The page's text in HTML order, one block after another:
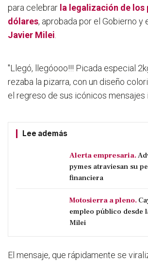
para celebrar la legalización de los
dólares, aprobada por el Gobierno y
Javier Milei
"Llegó, llegóooo!!! Picada especial
rezaba la pizarra, con un diseño
el regreso de sus icónicos mensajes
Lee además
Alerta empresaria.
pymes atraviesan su
financiera
Motosierra a pleno.
empleo público desde
Milei
El mensaje, que rápidamente se